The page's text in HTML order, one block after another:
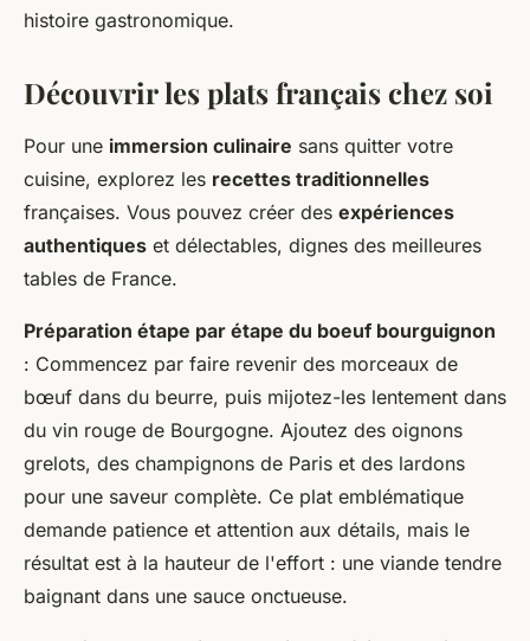
histoire gastronomique.
Découvrir les plats français chez soi
Pour une immersion culinaire sans quitter votre
cuisine, explorez les recettes traditionnelles
françaises. Vous pouvez créer des expériences
authentiques et délectables, dignes des meilleures
tables de France.
Préparation étape par étape du boeuf bourguignon
: Commencez par faire revenir des morceaux de
bœuf dans du beurre, puis mijotez-les lentement dans
du vin rouge de Bourgogne. Ajoutez des oignons
grelots, des champignons de Paris et des lardons
pour une saveur complète. Ce plat emblématique
demande patience et attention aux détails, mais le
résultat est à la hauteur de l'effort : une viande tendre
baignant dans une sauce onctueuse.